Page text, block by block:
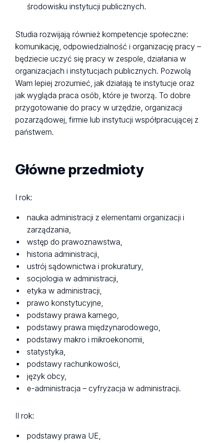
środowisku instytucji publicznych.
Studia rozwijają również kompetencje społeczne:
komunikację, odpowiedzialność i organizację pracy –
będziecie uczyć się pracy w zespole, działania w
organizacjach i instytucjach publicznych. Pozwolą
Wam lepiej zrozumieć, jak działają te instytucje oraz
jak wygląda praca osób, które je tworzą. To dobre
przygotowanie do pracy w urzędzie, organizacji
pozarządowej, firmie lub instytucji współpracującej z
państwem.
Główne przedmioty
I rok:
nauka administracji z elementami organizacji i
zarządzania,
wstęp do prawoznawstwa,
historia administracji,
ustrój sądownictwa i prokuratury,
socjologia w administracji,
etyka w administracji,
prawo konstytucyjne,
podstawy prawa karnego,
podstawy prawa międzynarodowego,
podstawy makro i mikroekonomii,
statystyka,
podstawy rachunkowości,
język obcy,
e-administracja – cyfryzacja w administracji.
II rok:
podstawy prawa UE,